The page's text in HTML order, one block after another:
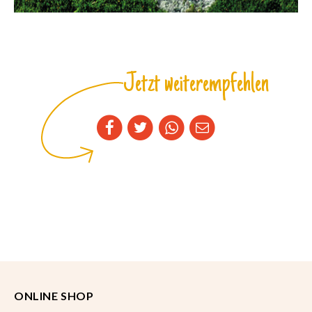
Jetzt weiterempfehlen
ONLINE SHOP